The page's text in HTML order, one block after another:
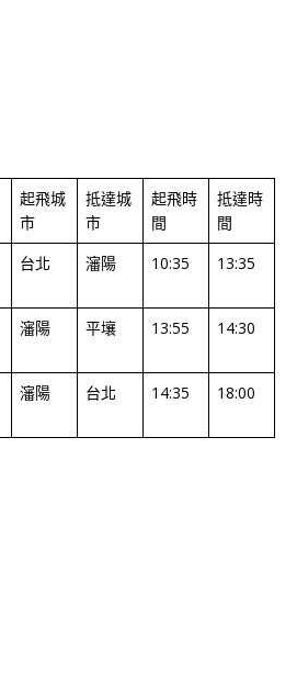
起飛城
市
抵達城
市
起飛時
間
抵達時
間
台北 瀋陽 10:35 13:35
瀋陽 平壤 13:55 14:30
瀋陽 台北 14:35 18:00